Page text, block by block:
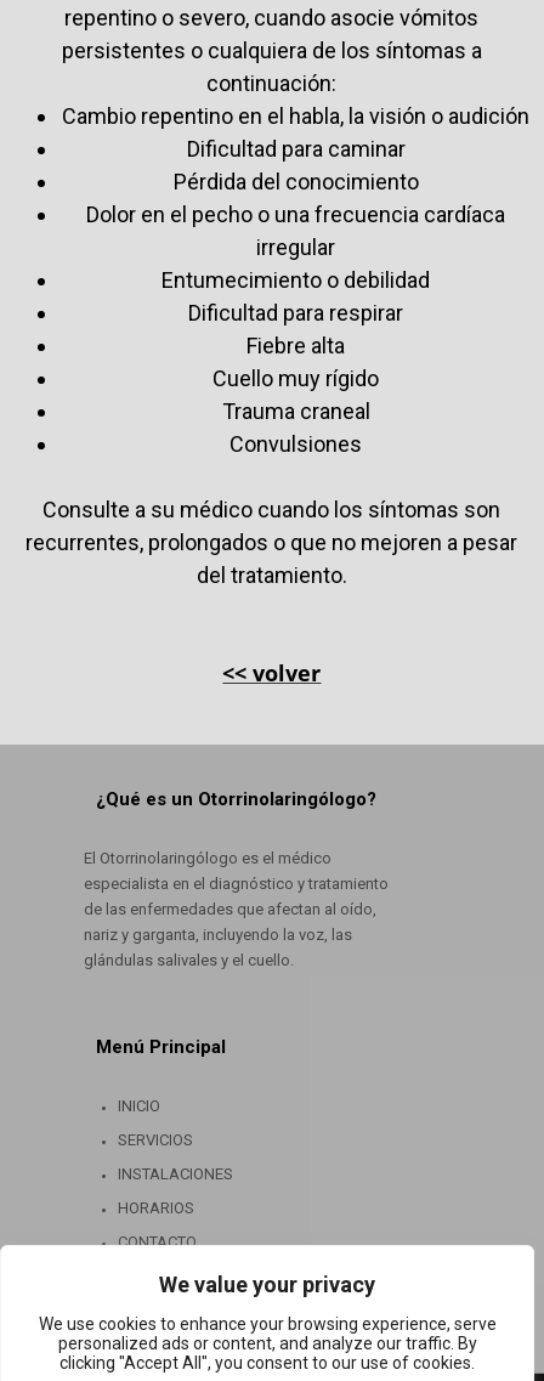
We value your privacy
We use cookies to enhance your browsing experience, serve
personalized ads or content, and analyze our traffic. By
clicking "Accept All", you consent to our use of cookies.
repentino o severo, cuando asocie vómitos
persistentes o cualquiera de los síntomas a
continuación:
Cambio repentino en el habla, la visión o audición
Dificultad para caminar
Pérdida del conocimiento
Dolor en el pecho o una frecuencia cardíaca
irregular
Entumecimiento o debilidad
Dificultad para respirar
Fiebre alta
Cuello muy rígido
Trauma craneal
Convulsiones
Consulte a su médico cuando los síntomas son
recurrentes, prolongados o que no mejoren a pesar
del tratamiento.
<< volver
¿Qué es un Otorrinolaringólogo?
El Otorrinolaringólogo es el médico
especialista en el diagnóstico y tratamiento
de las enfermedades que afectan al oído,
nariz y garganta, incluyendo la voz, las
glándulas salivales y el cuello.
Menú Principal
INICIO
SERVICIOS
INSTALACIONES
HORARIOS
CONTACTO